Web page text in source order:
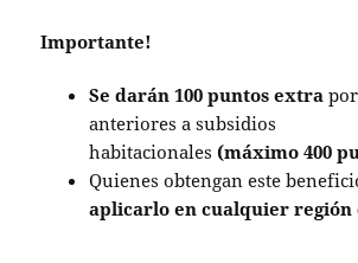
Importante!
Se darán 100 puntos extra
anteriores a subsidios
habitacionales (máximo 400
Quienes obtengan este
aplicarlo en cualquier región